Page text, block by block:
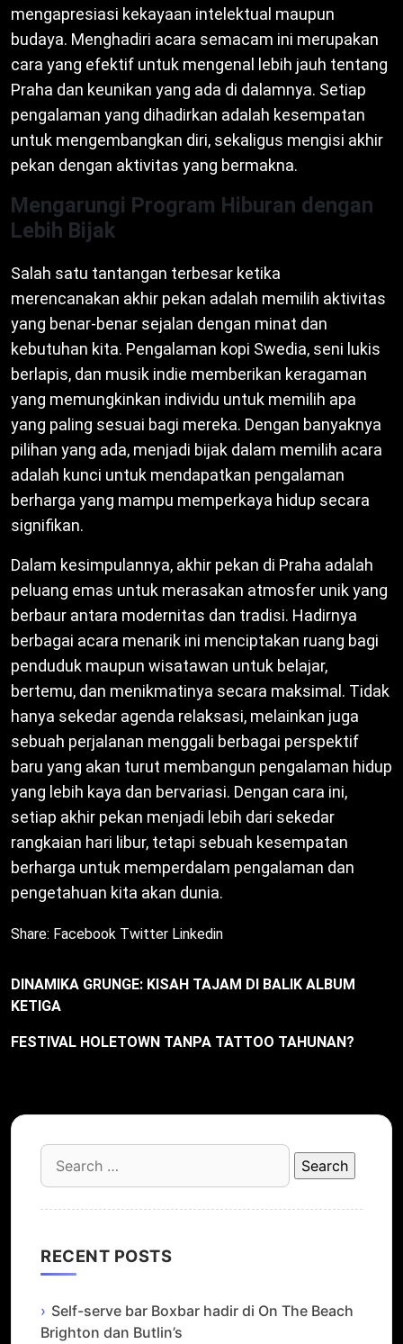
mengapresiasi kekayaan intelektual maupun
budaya. Menghadiri acara semacam ini merupakan
cara yang efektif untuk mengenal lebih jauh tentang
Praha dan keunikan yang ada di dalamnya. Setiap
pengalaman yang dihadirkan adalah kesempatan
untuk mengembangkan diri, sekaligus mengisi akhir
pekan dengan aktivitas yang bermakna.
Mengarungi Program Hiburan dengan
Lebih Bijak
Salah satu tantangan terbesar ketika
merencanakan akhir pekan adalah memilih aktivitas
yang benar-benar sejalan dengan minat dan
kebutuhan kita. Pengalaman kopi Swedia, seni lukis
berlapis, dan musik indie memberikan keragaman
yang memungkinkan individu untuk memilih apa
yang paling sesuai bagi mereka. Dengan banyaknya
pilihan yang ada, menjadi bijak dalam memilih acara
adalah kunci untuk mendapatkan pengalaman
berharga yang mampu memperkaya hidup secara
signifikan.
Dalam kesimpulannya, akhir pekan di Praha adalah
peluang emas untuk merasakan atmosfer unik yang
berbaur antara modernitas dan tradisi. Hadirnya
berbagai acara menarik ini menciptakan ruang bagi
penduduk maupun wisatawan untuk belajar,
bertemu, dan menikmatinya secara maksimal. Tidak
hanya sekedar agenda relaksasi, melainkan juga
sebuah perjalanan menggali berbagai perspektif
baru yang akan turut membangun pengalaman hidup
yang lebih kaya dan bervariasi. Dengan cara ini,
setiap akhir pekan menjadi lebih dari sekedar
rangkaian hari libur, tetapi sebuah kesempatan
berharga untuk memperdalam pengalaman dan
pengetahuan kita akan dunia.
Share: Facebook Twitter Linkedin
DINAMIKA GRUNGE: KISAH TAJAM DI BALIK ALBUM
KETIGA
FESTIVAL HOLETOWN TANPA TATTOO TAHUNAN?
Search
for:
RECENT POSTS
Self-serve bar Boxbar hadir di On The Beach
Brighton dan Butlin’s